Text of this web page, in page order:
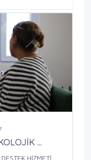
...
HİZMETİ